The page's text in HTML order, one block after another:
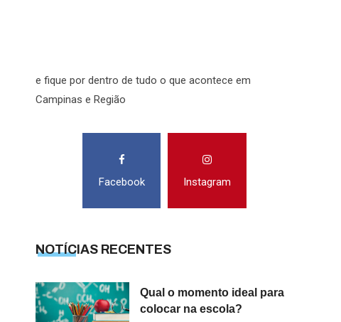
e fique por dentro de tudo o que acontece em
Campinas e Região
Facebook Instagram
NOTÍCIAS RECENTES
Qual o momento ideal para
colocar na escola?